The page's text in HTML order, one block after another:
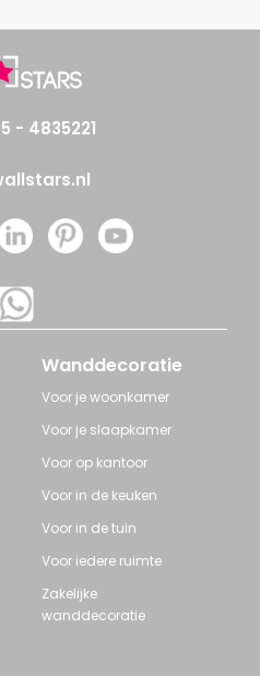
- 4835221
Wanddecoratie
Voor je woonkamer
Voor je slaapkamer
Voor op kantoor
Voor in de keuken
Voor in de tuin
Voor iedere ruimte
Zakelijke
wanddecoratie